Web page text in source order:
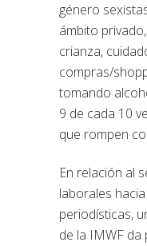
género
ámbito
crianza,
compras/
tomando
9 de cada 10
que rompen
En relación al
laborales
periodísticas,
de la IMWF da